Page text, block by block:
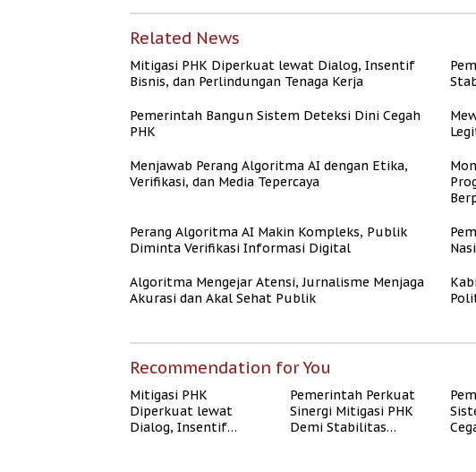
Related News
Mitigasi PHK Diperkuat lewat Dialog, Insentif
Bisnis, dan Perlindungan Tenaga Kerja
Pemerintah Bangun Sistem Deteksi Dini Cegah
PHK
Menjawab Perang Algoritma AI dengan Etika,
Verifikasi, dan Media Tepercaya
Perang Algoritma AI Makin Kompleks, Publik
Diminta Verifikasi Informasi Digital
Algoritma Mengejar Atensi, Jurnalisme Menjaga
Akurasi dan Akal Sehat Publik
Recommendation for You
Mitigasi PHK
Diperkuat lewat
Dialog, Insentif
Pemerintah Perkuat
Sinergi Mitigasi PHK
Demi Stabilitas